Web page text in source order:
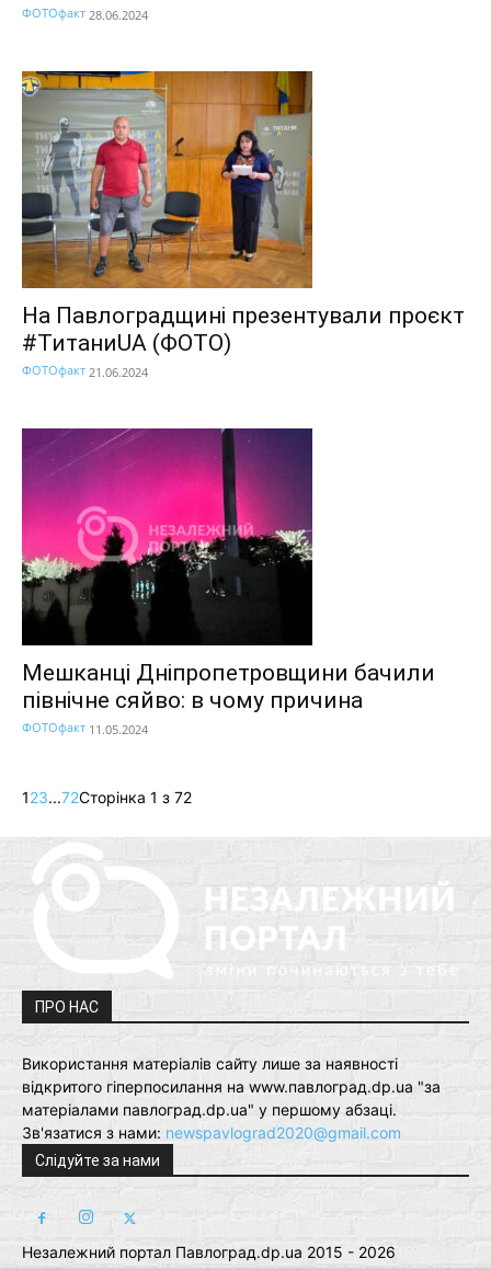
ФОТОфакт 28.06.2024
На Павлоградщині презентували проєкт
#ТитаниUA (ФОТО)
ФОТОфакт 21.06.2024
Мешканці Дніпропетровщини бачили
північне сяйво: в чому причина
ФОТОфакт 11.05.2024
123...72Сторінка 1 з 72
ПРО НАС
Використання матеріалів сайту лише за наявності
відкритого гіперпосилання на www.павлоград.dp.ua "за
матеріалами павлоград.dp.ua" у першому абзаці.
Зв'язатися з нами: newspavlograd2020@gmail.com
Слідуйте за нами
Незалежний портал Павлоград.dp.ua 2015 - 2026